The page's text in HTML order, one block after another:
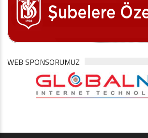
WEB SPONSORUMUZ